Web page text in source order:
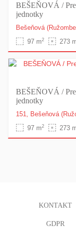
BEŠEŇOVÁ /
jednotky
Bešeňová
97 m2 273
BEŠEŇOVÁ /
jednotky
151, Bešeňová
97 m2 273
KONTAKT
GDPR